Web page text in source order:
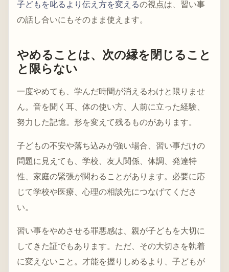
子どもを叱るより伝え方を変えるの視点は、習い事
の話し合いにもそのまま使えます。
やめることは、次の縁を閉じること
と限らない
一度やめても、学んだ時間が消えるわけと限りませ
ん。音を聞く耳、体の使い方、人前に立った経験、
努力した記憶。形を変えて残るものがあります。
子どもの不安や落ち込みが強い場合、習い事だけの
問題に見えても、学校、友人関係、体調、発達特
性、家庭の緊張が関わることがあります。必要に応
じて学校や医療、心理の相談先につなげてくださ
い。
習い事をやめさせる罪悪感は、親が子どもを大切に
してきた証でもあります。ただ、その大切さを執着
に変えないこと。才能を握りしめるより、子どもが